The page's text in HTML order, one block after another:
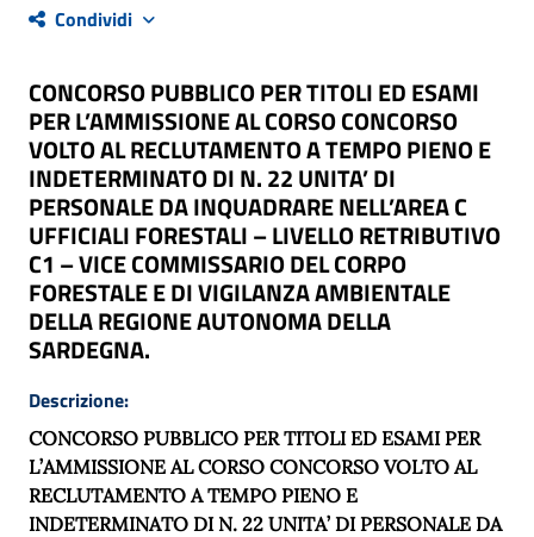
Condividi
CONCORSO PUBBLICO PER TITOLI ED ESAMI
PER L’AMMISSIONE AL CORSO CONCORSO
VOLTO AL RECLUTAMENTO A TEMPO PIENO E
INDETERMINATO DI N. 22 UNITA’ DI
PERSONALE DA INQUADRARE NELL’AREA C
UFFICIALI FORESTALI – LIVELLO RETRIBUTIVO
C1 – VICE COMMISSARIO DEL CORPO
FORESTALE E DI VIGILANZA AMBIENTALE
DELLA REGIONE AUTONOMA DELLA
SARDEGNA.
Descrizione:
CONCORSO PUBBLICO PER TITOLI ED ESAMI PER
L’AMMISSIONE AL CORSO CONCORSO VOLTO AL
RECLUTAMENTO A TEMPO PIENO E
INDETERMINATO DI N. 22 UNITA’ DI PERSONALE DA